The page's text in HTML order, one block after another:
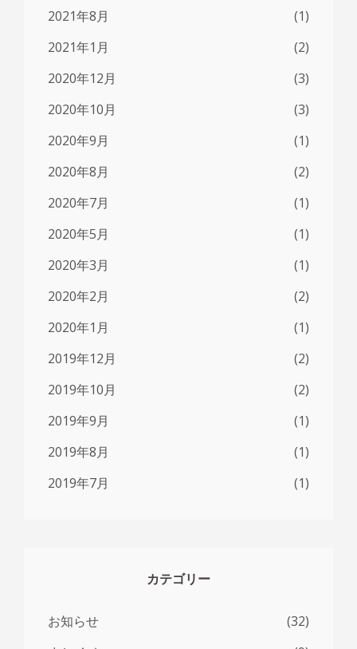
2021年8月
(1)
2021年1月
(2)
2020年12月
(3)
2020年10月
(3)
2020年9月
(1)
2020年8月
(2)
2020年7月
(1)
2020年5月
(1)
2020年3月
(1)
2020年2月
(2)
2020年1月
(1)
2019年12月
(2)
2019年10月
(2)
2019年9月
(1)
2019年8月
(1)
2019年7月
(1)
カテゴリー
お知らせ
(32)